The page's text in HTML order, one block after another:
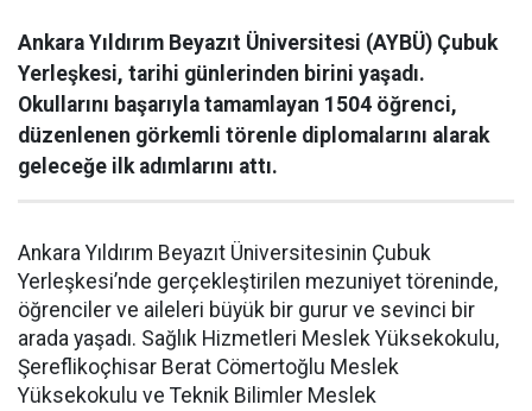
Ankara Yıldırım Beyazıt Üniversitesi (AYBÜ) Çubuk
Yerleşkesi, tarihi günlerinden birini yaşadı.
Okullarını başarıyla tamamlayan 1504 öğrenci,
düzenlenen görkemli törenle diplomalarını alarak
geleceğe ilk adımlarını attı.
Ankara Yıldırım Beyazıt Üniversitesinin Çubuk
Yerleşkesi’nde gerçekleştirilen mezuniyet töreninde,
öğrenciler ve aileleri büyük bir gurur ve sevinci bir
arada yaşadı. Sağlık Hizmetleri Meslek Yüksekokulu,
Şereflikoçhisar Berat Cömertoğlu Meslek
Yüksekokulu ve Teknik Bilimler Meslek